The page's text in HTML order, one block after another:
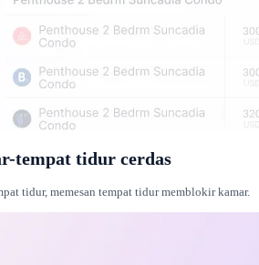
tempat tidur cerdas
tidur, memesan tempat tidur memblokir kamar.